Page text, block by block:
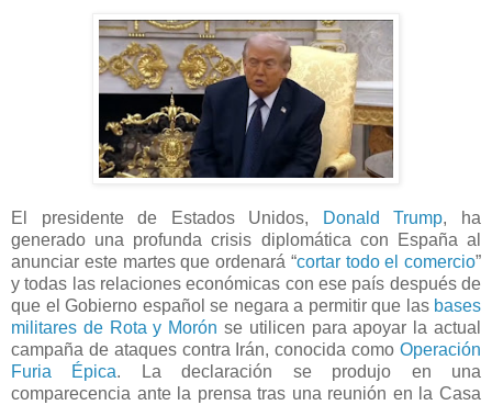
El presidente de Estados Unidos, Donald Trump, ha
generado una profunda crisis diplomática con España al
anunciar este martes que ordenará “cortar todo el comercio”
y todas las relaciones económicas con ese país después de
que el Gobierno español se negara a permitir que las bases
militares de Rota y Morón se utilicen para apoyar la actual
campaña de ataques contra Irán, conocida como Operación
Furia Épica. La declaración se produjo en una
comparecencia ante la prensa tras una reunión en la Casa